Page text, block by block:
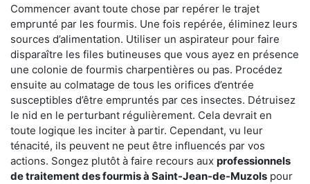
Commencer avant toute chose par repérer le trajet
emprunté par les fourmis. Une fois repérée, éliminez leurs
sources d’alimentation. Utiliser un aspirateur pour faire
disparaître les files butineuses que vous ayez en présence
une colonie de fourmis charpentières ou pas. Procédez
ensuite au colmatage de tous les orifices d’entrée
susceptibles d’être empruntés par ces insectes. Détruisez
le nid en le perturbant régulièrement. Cela devrait en
toute logique les inciter à partir. Cependant, vu leur
ténacité, ils peuvent ne peut être influencés par vos
actions. Songez plutôt à faire recours aux professionnels
de traitement des fourmis à Saint-Jean-de-Muzols pour